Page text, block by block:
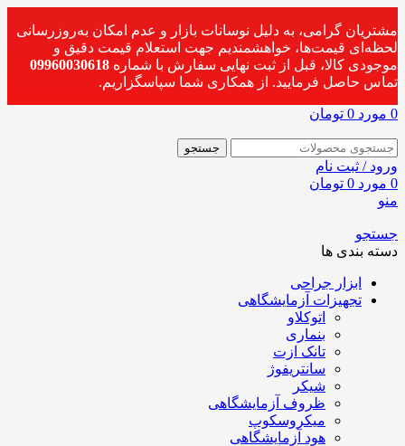
مشتریان گرامی، به دلیل نوسانات بازار و عدم امکان به‌روزرسانی
لحظه‌ای قیمت‌ها، خواهشمندیم جهت استعلام قیمت دقیق و
موجودی کالا، قبل از ثبت نهایی سفارش با شماره 09960030618
تماس حاصل فرمایید. از همکاری شما سپاسگزاریم.
0 مورد 0 تومان
جستجو
ورود / ثبت نام
0 مورد 0 تومان
منو
جستجو
دسته بندی ها
ابزار جراحی
تجهیزات آزمایشگاهی
اتوکلاو
بنماری
تانک ازت
سانتریفوژ
شیکر
ظروف آزمایشگاهی
میکروسکوپ
هود آزمایشگاهی